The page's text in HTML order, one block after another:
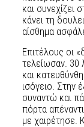
και συνεχίζει
κάνει τη
αίσθημα
Επιτέλους οι
τελείωσαν. 30
και
ισόγειο. Στην
συναντώ και
πόρτα
με χαιρέτησε.